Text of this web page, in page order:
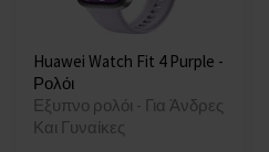
Huawei Watch Fit 4 Purple -
Ρολόι
Εξυπνο ρολόι - Για Άνδρες
Και Γυναίκες